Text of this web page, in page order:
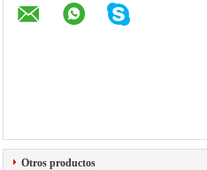
Otros productos